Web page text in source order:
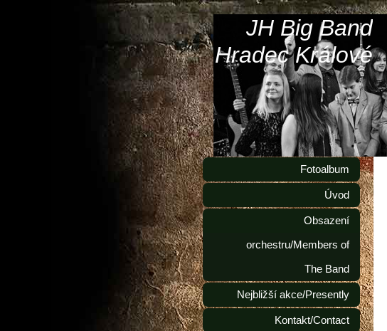
JH Big Band
Hradec Králové
Fotoalbum
Úvod
Obsazení
orchestru/Members of
The Band
Nejbližší akce/Presently
Kontakt/Contact